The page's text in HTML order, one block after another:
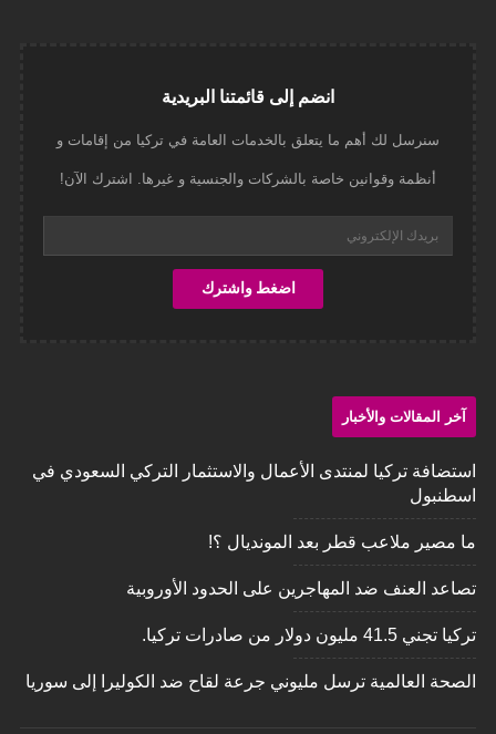
انضم إلى قائمتنا البريدية
سنرسل لك أهم ما يتعلق بالخدمات العامة في تركيا من إقامات و
أنظمة وقوانين خاصة بالشركات والجنسية و غيرها. اشترك الآن!
آخر المقالات والأخبار
استضافة تركيا لمنتدى الأعمال والاستثمار التركي السعودي في
اسطنبول
ما مصير ملاعب قطر بعد المونديال ؟!
تصاعد العنف ضد المهاجرين على الحدود الأوروبية
تركيا تجني 41.5 مليون دولار من صادرات تركيا.
‏الصحة العالمية ترسل مليوني جرعة لقاح ضد الكوليرا إلى سوريا